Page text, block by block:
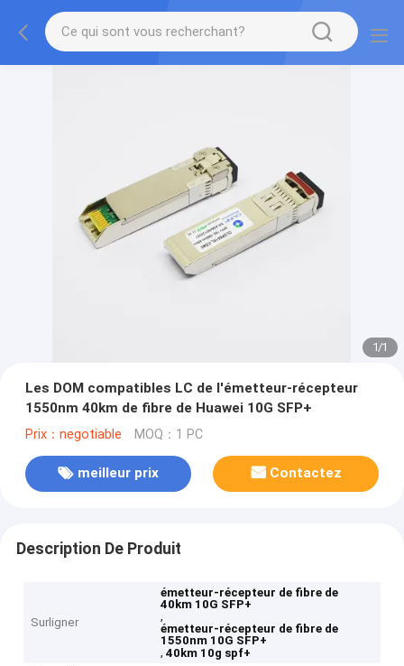
1/1
Les DOM compatibles LC de l'émetteur-récepteur
1550nm 40km de fibre de Huawei 10G SFP+
Prix：negotiable MOQ：1 PC
meilleur prix Contactez
Description De Produit
Surligner
émetteur-récepteur de fibre de
40km 10G SFP+
,
émetteur-récepteur de fibre de
1550nm 10G SFP+
,40km 10g spf+